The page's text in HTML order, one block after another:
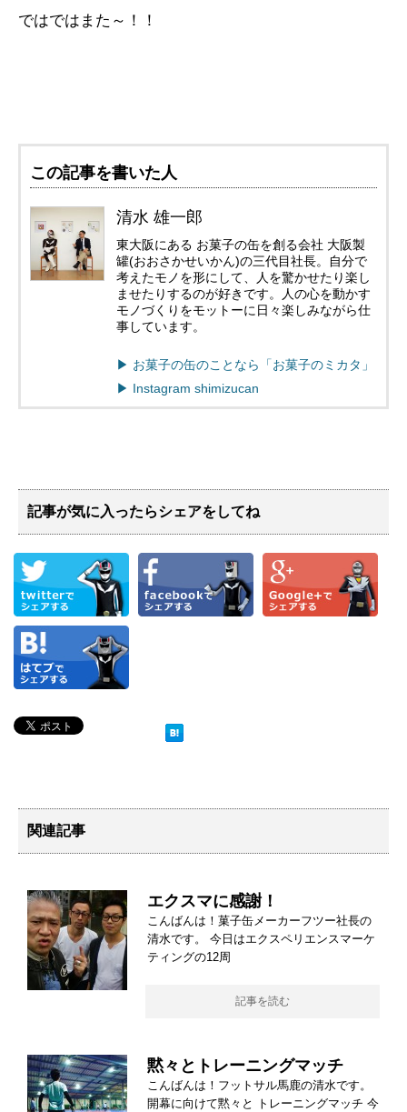
ではではまた～！！
この記事を書いた人
清水 雄一郎
東大阪にある お菓子の缶を創る会社 大阪製
罐(おおさかせいかん)の三代目社長。自分で
考えたモノを形にして、人を驚かせたり楽し
ませたりするのが好きです。人の心を動かす
モノづくりをモットーに日々楽しみながら仕
事しています。
▶︎ お菓子の缶のことなら「お菓子のミカタ」
▶︎ Instagram shimizucan
記事が気に入ったらシェアをしてね
関連記事
エクスマに感謝！
こんばんは！菓子缶メーカーフツー社長の
清水です。 今日はエクスペリエンスマーケ
ティングの12周
記事を読む
黙々とトレーニングマッチ
こんばんは！フットサル馬鹿の清水です。
開幕に向けて黙々と トレーニングマッチ 今